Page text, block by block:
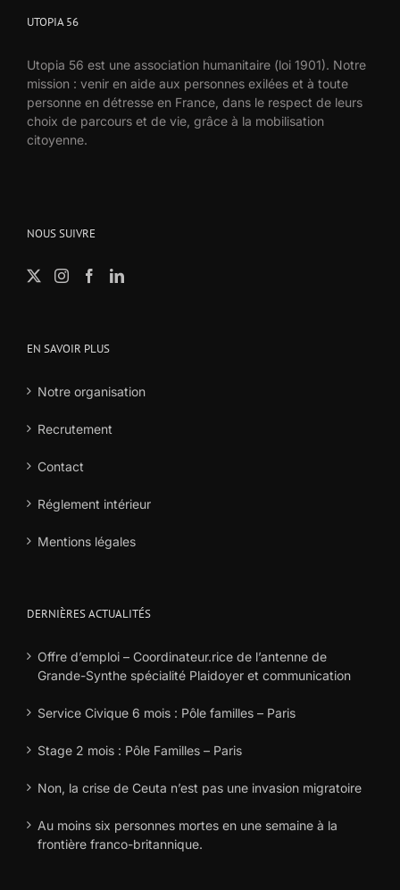
UTOPIA 56
Utopia 56 est une association humanitaire (loi 1901). Notre
mission : venir en aide aux personnes exilées et à toute
personne en détresse en France, dans le respect de leurs
choix de parcours et de vie, grâce à la mobilisation
citoyenne.
NOUS SUIVRE
EN SAVOIR PLUS
Notre organisation
Recrutement
Contact
Réglement intérieur
Mentions légales
DERNIÈRES ACTUALITÉS
Offre d’emploi – Coordinateur.rice de l’antenne de
Grande-Synthe spécialité Plaidoyer et communication
Service Civique 6 mois : Pôle familles – Paris
Stage 2 mois : Pôle Familles – Paris
Non, la crise de Ceuta n’est pas une invasion migratoire
Au moins six personnes mortes en une semaine à la
frontière franco-britannique.